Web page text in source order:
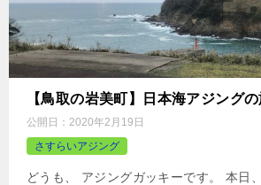
【鳥取の岩美町】日本海アジング
公開日： 2020年2月19日
さすらいアジング
どうも、 アジングガッキーです。 本日